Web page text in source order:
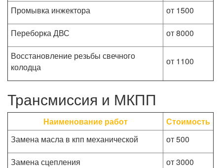
Промывка инжектора
от 1500
Переборка ДВС
от 8000
Восстановление резьбы свечного
колодца
от 1100
Трансмиссия и МКПП
Наименование работ
Стоимость
Замена масла в кпп механической
от 500
Замена сцепления
от 3000